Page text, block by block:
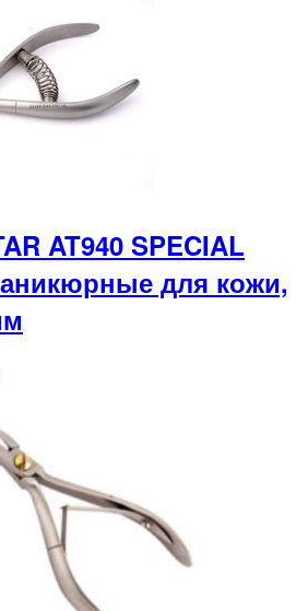
AT940 SPECIAL
для кожи,